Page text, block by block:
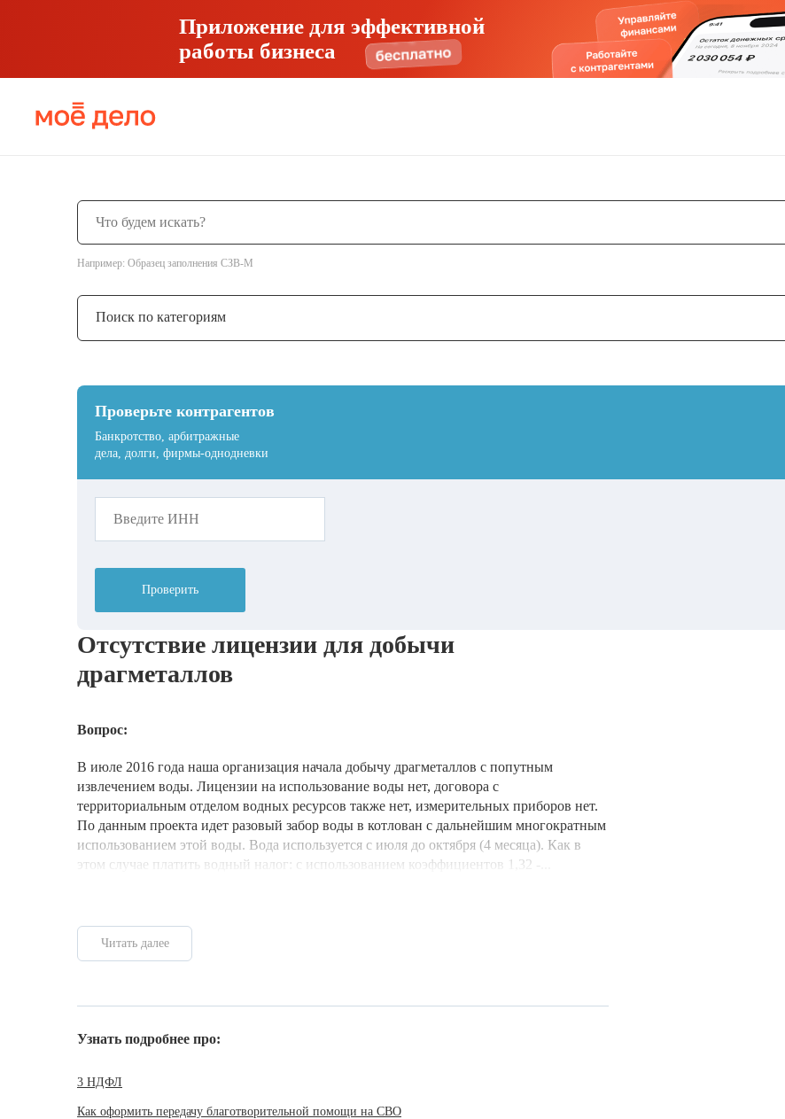
Приложение для эффективной
работы бизнеса
Например: Образец заполнения СЗВ-М
Поиск по категориям
Проверьте контрагентов
Банкротство, арбитражные
дела, долги, фирмы-однодневки
Проверить
Отсутствие лицензии для добычи
драгметаллов
Вопрос:
В июле 2016 года наша организация начала добычу драгметаллов с попутным
извлечением воды. Лицензии на использование воды нет, договора с
территориальным отделом водных ресурсов также нет, измерительных приборов нет.
По данным проекта идет разовый забор воды в котлован с дальнейшим многократным
использованием этой воды. Вода используется с июля до октября (4 месяца). Как в
этом случае платить водный налог: с использованием коэффициентов 1,32 -...
Читать далее
Узнать подробнее про:
3 НДФЛ
Как оформить передачу благотворительной помощи на СВО